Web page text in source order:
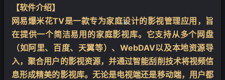
【软件介绍】
网易爆米花TV是一款专为家庭设计的影视管理应用，旨
在提供一个简洁易用的家庭影视库。它支持从多个网盘
（如阿里、百度、天翼等）、WebDAV以及本地资源导
入，聚合用户的影视资源，并通过智能刮削技术将视频信
息形成精美的影视库。无论是电视端还是移动端，用户都
❄